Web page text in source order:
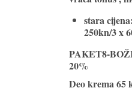
stara
250kn/3 x
PAKET8-
20%
Deo krema 65